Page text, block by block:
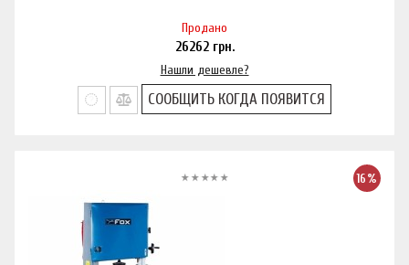
Продано
26262грн.
Нашли дешевле?
СООБЩИТЬ КОГДА ПОЯВИТСЯ
16%